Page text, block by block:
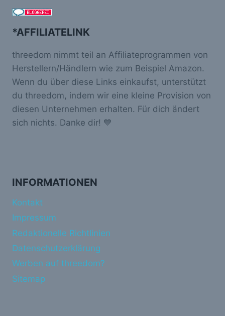
*AFFILIATELINK
threedom nimmt teil an Affiliateprogrammen von
Herstellern/Händlern wie zum Beispiel Amazon.
Wenn du über diese Links einkaufst, unterstützt
du threedom, indem wir eine kleine Provision von
diesen Unternehmen erhalten. Für dich ändert
sich nichts. Danke dir! 💙
INFORMATIONEN
Kontakt
Impressum
Redaktionelle Richtlinien
Datenschutzerklärung
Werben auf threedom?
Sitemap